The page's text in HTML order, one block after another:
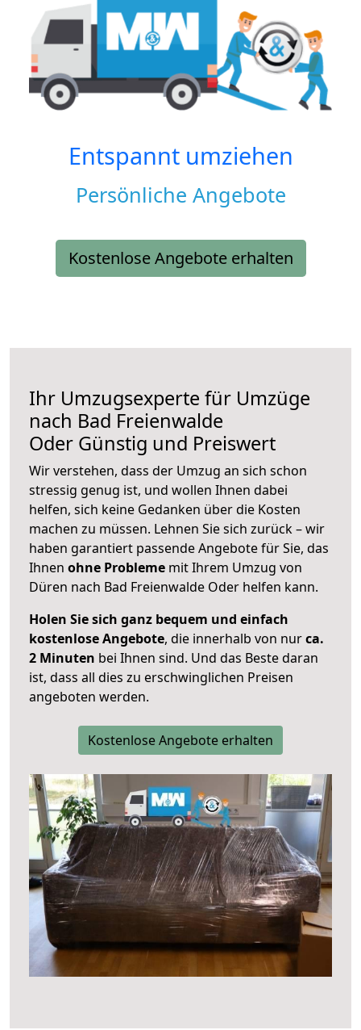
Entspannt umziehen
Persönliche Angebote
Kostenlose Angebote erhalten
Ihr Umzugsexperte für Umzüge
nach Bad Freienwalde
Oder Günstig und Preiswert
Wir verstehen, dass der Umzug an sich schon
stressig genug ist, und wollen Ihnen dabei
helfen, sich keine Gedanken über die Kosten
machen zu müssen. Lehnen Sie sich zurück – wir
haben garantiert passende Angebote für Sie, das
Ihnen ohne Probleme mit Ihrem Umzug von
Düren nach Bad Freienwalde Oder helfen kann.
Holen Sie sich ganz bequem und einfach
kostenlose Angebote, die innerhalb von nurca.
2 Minuten bei Ihnen sind. Und das Beste daran
ist, dass all dies zu erschwinglichen Preisen
angeboten werden.
Kostenlose Angebote erhalten